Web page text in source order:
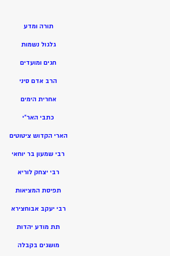
תורה ומדע
גלגול נשמות
חגים ומועדים
הרב אדם סיני
אחרית הימים
כתבי האר”י
הארי הקדוש ציטוטים
רבי שמעון בר יוחאי
רבי יצחק לוריא
תפיסת המציאות
רבי יעקב אבוחצירא
תת מודע יהדות
מושגים בקבלה